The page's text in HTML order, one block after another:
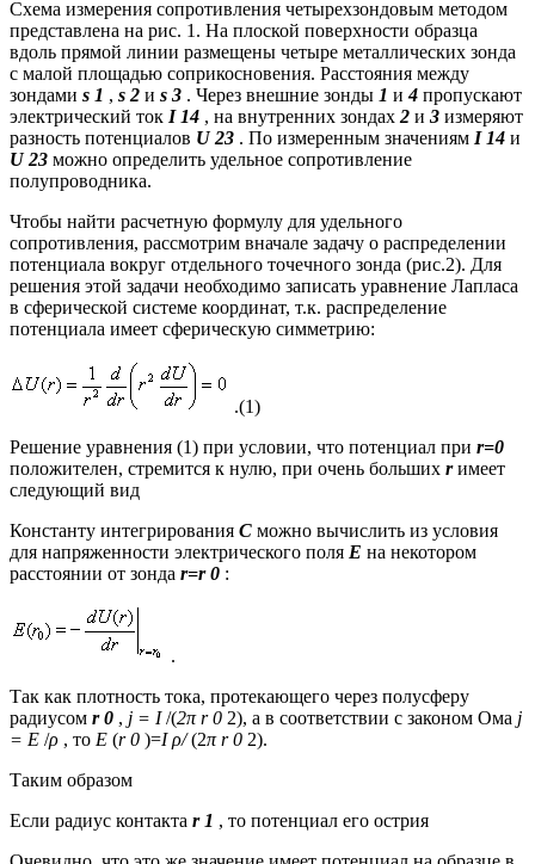
Схема измерения сопротивления четырехзондовым методом
представлена на рис. 1. На плоской поверхности образца
вдоль прямой линии размещены четыре металлических зонда
с малой площадью соприкосновения. Расстояния между
зондами s 1 , s 2 и s 3 . Через внешние зонды 1 и4 пропускают
электрический ток I 14 , на внутренних зондах 2 и 3 измеряют
разность потенциалов U 23 . По измеренным значениям I 14 и
U 23 можно определить удельное сопротивление
полупроводника.
Чтобы найти расчетную формулу для удельного
сопротивления, рассмотрим вначале задачу о распределении
потенциала вокруг отдельного точечного зонда (рис.2). Для
решения этой задачи необходимо записать уравнение Лапласа
в сферической системе координат, т.к. распределение
потенциала имеет сферическую симметрию:
.(1)
Решение уравнения (1) при условии, что потенциал при r=0
положителен, стремится к нулю, при очень больших rимеет
следующий вид
Константу интегрирования С можно вычислить из условия
для напряженности электрического поля Е на некотором
расстоянии от зонда r=r 0 :
.
Так как плотность тока, протекающего через полусферу
радиусом r 0 , j = I/(2πr 0 2), а в соответствии с законом Ома j
= E /ρ , то E (r 0 )=I ρ/(2πr 0 2).
Таким образом
Если радиус контакта r 1 , то потенциал его острия